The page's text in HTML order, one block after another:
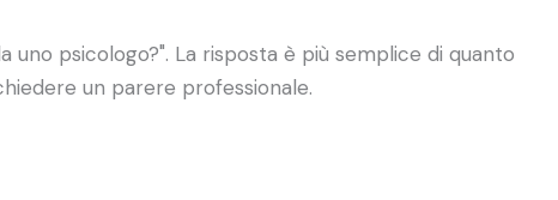
psicologo?". La risposta è più semplice di quanto
un parere professionale.